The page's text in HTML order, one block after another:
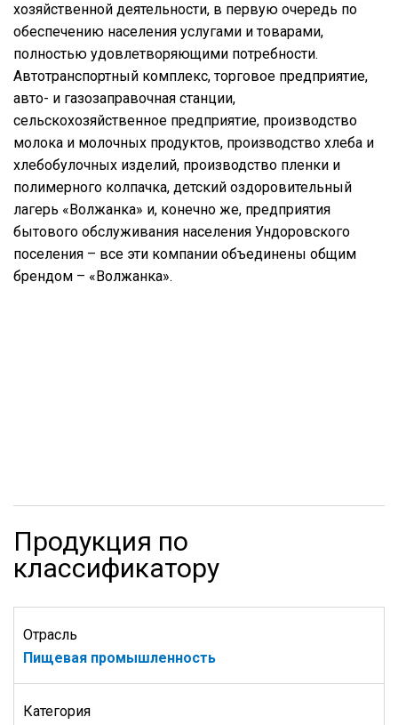
хозяйственной деятельности, в первую очередь по
обеспечению населения услугами и товарами,
полностью удовлетворяющими потребности.
Автотранспортный комплекс, торговое предприятие,
авто- и газозаправочная станции,
сельскохозяйственное предприятие, производство
молока и молочных продуктов, производство хлеба и
хлебобулочных изделий, производство пленки и
полимерного колпачка, детский оздоровительный
лагерь «Волжанка» и, конечно же, предприятия
бытового обслуживания населения Ундоровского
поселения – все эти компании объединены общим
брендом – «Волжанка».
Продукция по
классификатору
Отрасль
Пищевая промышленность
Категория